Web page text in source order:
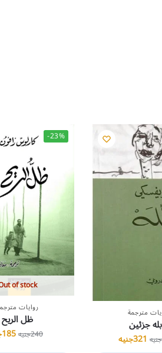
مترجمة
جزئين
جنيه 321جنيه
-23%
of stock
روايات
ظل الريح
240جنيه185